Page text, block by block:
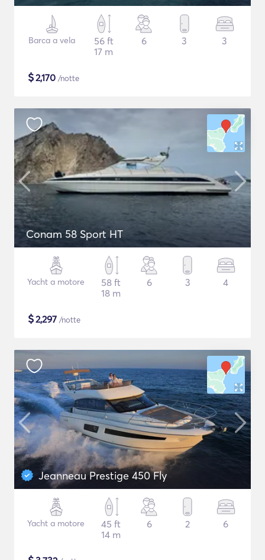
Barca a vela
56 ft
17 m
6 3 3
$2,170 /notte
Conam 58 Sport HT
Yacht a motore
58 ft
18 m
6 3 4
$2,297 /notte
Jeanneau Prestige 450 Fly
Yacht a motore
45 ft
14 m
6 2 6